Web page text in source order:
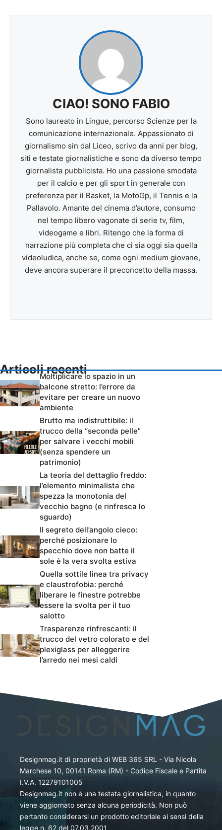
CIAO! SONO FABIO
Sono laureato in Lingue, percorso Scienze per la
comunicazione internazionale. Appassionato di
giornalismo sin dal Liceo, scrivo da anni per blog,
siti e testate giornalistiche e sono da diverso tempo
giornalista pubblicista. Ho una passione smodata
per il calcio e per gli sport in generale con
preferenza per il Basket, la MotoGp, il Tennis e la
Pallavolo. Amante del cinema d’autore, consumo
nel tempo libero vagonate di serie tv, film,
videogame e libri. Ritengo che la forma di
narrazione più completa che ci sia oggi sia quella
videoludica, anche se, come ogni medium giovane,
deve ancora superare il preconcetto della massa.
Articoli recenti
Moltiplicare lo spazio in un
balcone stretto: l’errore da
evitare per creare un nuovo
ambiente
Brutto ma indistruttibile: il
trucco della “seconda pelle”
per salvare i vecchi mobili
(senza spendere un
patrimonio)
La teoria del dettaglio freddo:
l’elemento minimalista che
spezza la monotonia del
vecchio bagno (e rinfresca lo
sguardo)
Il segreto dell’angolo cieco:
perché posizionare lo
specchio dove non batte il
sole è la vera svolta estiva
Quella sottile linea tra privacy
e claustrofobia: perché
liberare le finestre potrebbe
essere la svolta per il tuo
salotto
Trasparenze rinfrescanti: il
trucco del vetro colorato e del
plexiglass per alleggerire
l’arredo nei mesi caldi
Designmag.it di proprietà di WEB 365 SRL - Via Nicola
Marchese 10, 00141 Roma (RM) - Codice Fiscale e Partita
I.V.A. 12279101005
Designmag.it non è una testata giornalistica, in quanto
viene aggiornato senza alcuna periodicità. Non può
pertanto considerarsi un prodotto editoriale ai sensi della
legge n. 62 del 07.03.2001